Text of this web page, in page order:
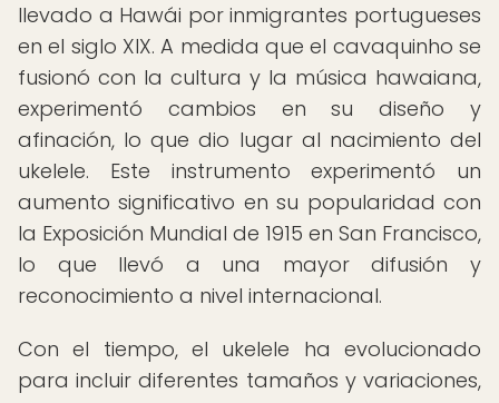
llevado a Hawái por inmigrantes portugueses
en el siglo XIX. A medida que el cavaquinho se
fusionó con la cultura y la música hawaiana,
experimentó cambios en su diseño y
afinación, lo que dio lugar al nacimiento del
ukelele. Este instrumento experimentó un
aumento significativo en su popularidad con
la Exposición Mundial de 1915 en San Francisco,
lo que llevó a una mayor difusión y
reconocimiento a nivel internacional.
Con el tiempo, el ukelele ha evolucionado
para incluir diferentes tamaños y variaciones,